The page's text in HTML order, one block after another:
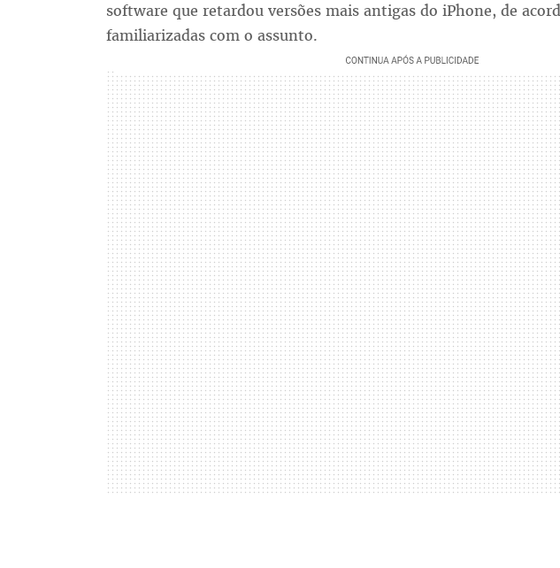
software que retardou versões mais antigas do iPhone, de
familiarizadas com o assunto.